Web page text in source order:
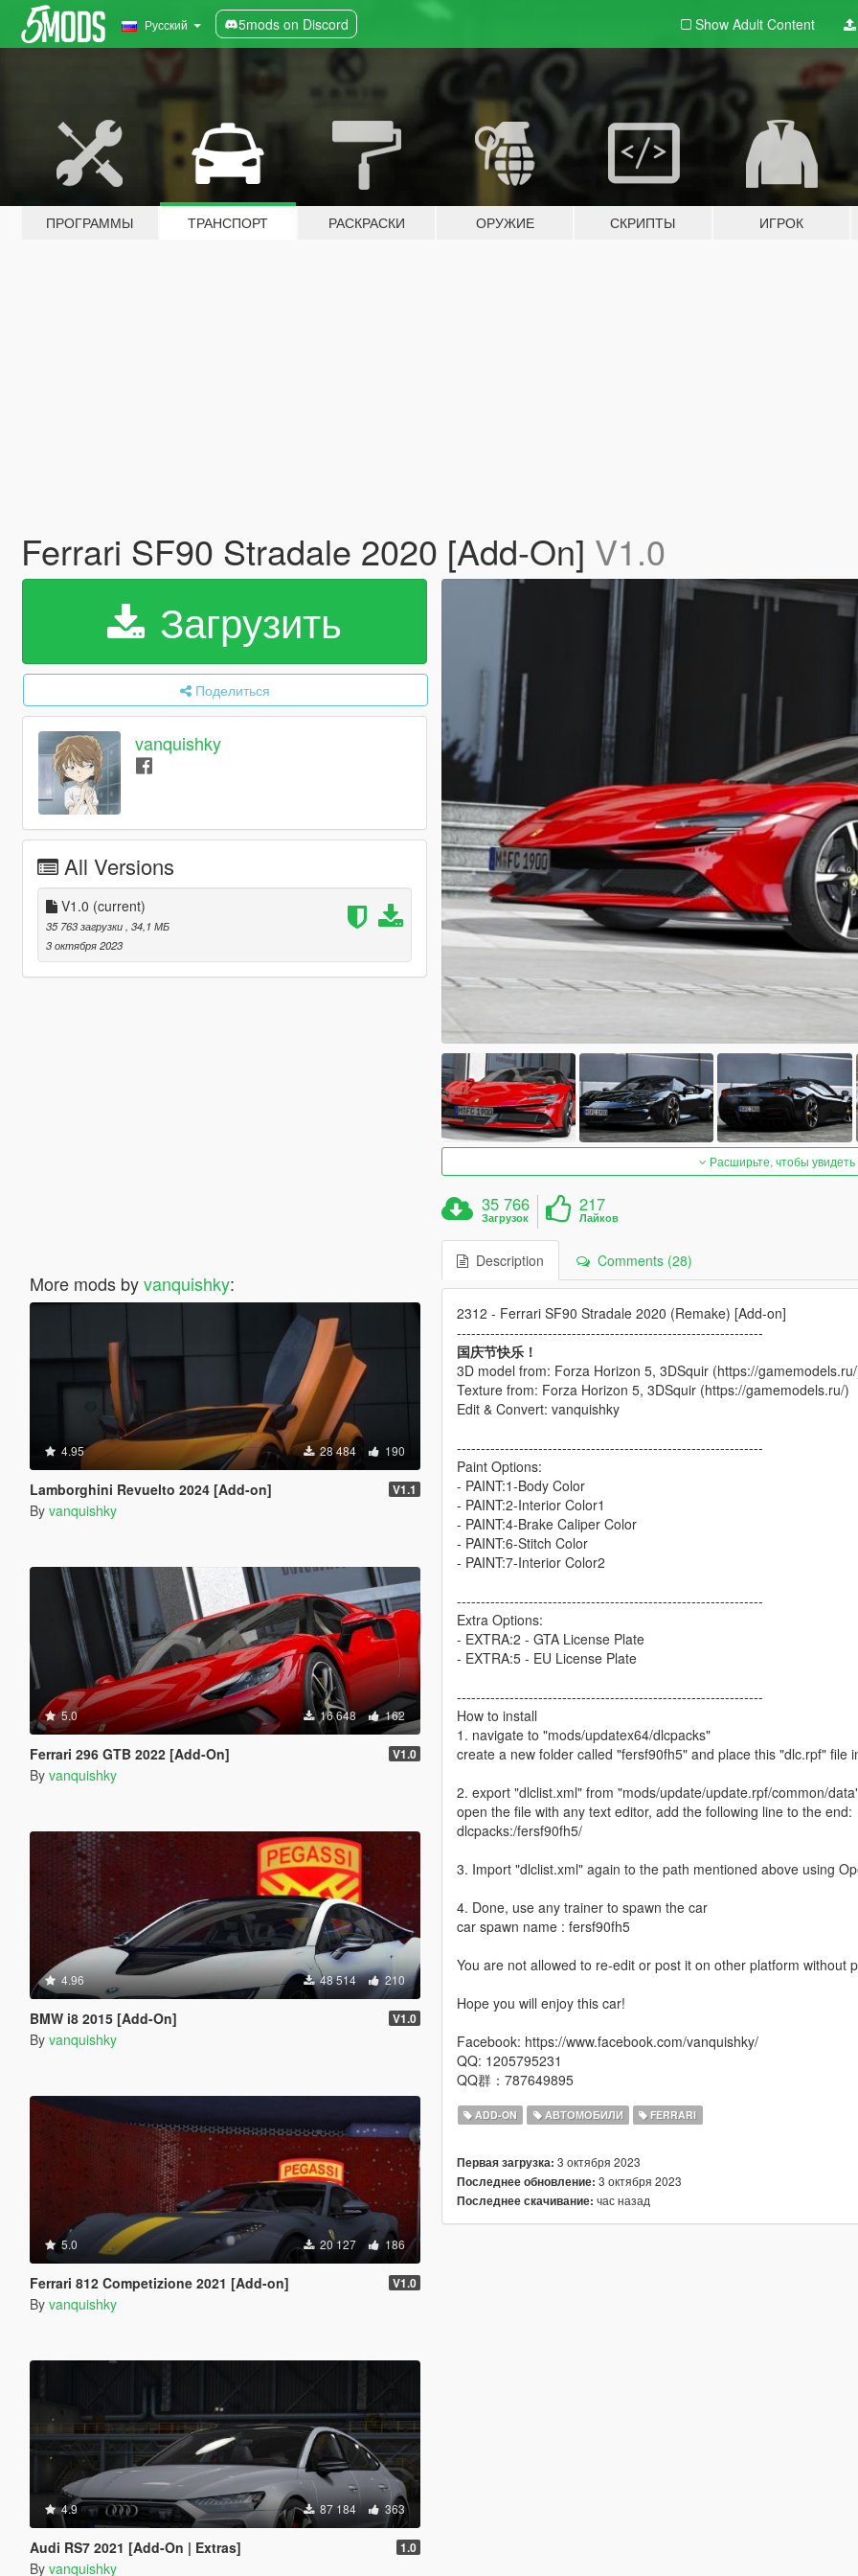
Русский 5mods on Discord Show Adult Content
ПРОГРАММЫ ТРАНСПОРТ РАСКРАСКИ ОРУЖИЕ СКРИПТЫ ИГРОК
Ferrari SF90 Stradale 2020 [Add-On] V1.0
Загрузить
Поделиться
vanquishky
All Versions
V1.0 (current)
35 763 загрузки , 34,1 МБ
3 октября 2023
More mods byvanquishky:
4.95 28 484 190
Lamborghini Revuelto 2024 [Add-on] V1.1
By vanquishky
5.0 16 648 162
Ferrari 296 GTB 2022 [Add-On] V1.0
By vanquishky
4.96 48 514 210
BMW i8 2015 [Add-On] V1.0
By vanquishky
5.0 20 127 186
Ferrari 812 Competizione 2021 [Add-on] V1.0
By vanquishky
4.9 87 184 363
Audi RS7 2021 [Add-On | Extras] 1.0
By vanquishky
Расширьте, чтобы
35 766
Загрузок
217
Лайков
Description Comments (28)
2312 - Ferrari SF90 Stradale 2020 (Remake) [Add-on]
----------------------------------------------------------------
国庆节快乐！
3D model from: Forza Horizon 5, 3DSquir (https://
Texture from: Forza Horizon 5, 3DSquir (https://gamemodels.ru/)
Edit & Convert: vanquishky
----------------------------------------------------------------
Paint Options:
- PAINT:1-Body Color
- PAINT:2-Interior Color1
- PAINT:4-Brake Caliper Color
- PAINT:6-Stitch Color
- PAINT:7-Interior Color2
----------------------------------------------------------------
Extra Options:
- EXTRA:2 - GTA License Plate
- EXTRA:5 - EU License Plate
----------------------------------------------------------------
How to install
1. navigate to "mods/updatex64/dlcpacks"
create a new folder called "fersf90fh5" and place this "dlc.rpf" file
2. export "dlclist.xml" from "mods/update/update.rpf/common/
open the file with any text editor, add the following line to the end:
dlcpacks:/fersf90fh5/
3. Import "dlclist.xml" again to the path mentioned above using
4. Done, use any trainer to spawn the car
car spawn name : fersf90fh5
You are not allowed to re-edit or post it on other platform without
Hope you will enjoy this car!
Facebook: https://www.facebook.com/vanquishky/
QQ: 1205795231
QQ群：787649895
ADD-ON АВТОМОБИЛИ FERRARI
Первая загрузка: 3 октября 2023
Последнее обновление: 3 октября 2023
Последнее скачивание: час назад